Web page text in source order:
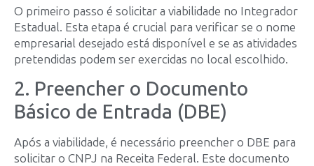
O primeiro passo é solicitar a viabilidade no Integrador
Estadual. Esta etapa é crucial para verificar se o nome
empresarial desejado está disponível e se as atividades
pretendidas podem ser exercidas no local escolhido.
2. Preencher o Documento
Básico de Entrada (DBE)
Após a viabilidade, é necessário preencher o DBE para
solicitar o CNPJ na Receita Federal. Este documento